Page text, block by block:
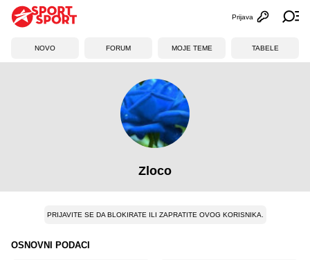
Otvori
Prijava
NOVO FORUM MOJE TEME TABELE
Zloco
PRIJAVITE SE DA BLOKIRATE ILI ZAPRATITE OVOG KORISNIKA.
OSNOVNI PODACI